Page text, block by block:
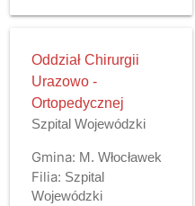
Oddział Chirurgii
Urazowo -
Ortopedycznej
Szpital Wojewódzki
Gmina: M. Włocławek
Filia: Szpital
Wojewódzki